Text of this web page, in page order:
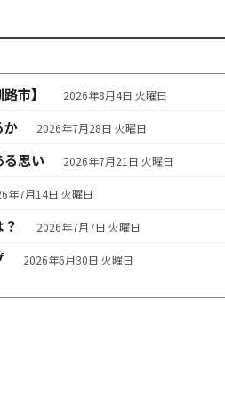
市】 2026年8月4日 火曜日
か 2026年7月28日 火曜日
る思い 2026年7月21日 火曜日
年7月14日 火曜日
2026年7月7日 火曜日
2026年6月30日 火曜日